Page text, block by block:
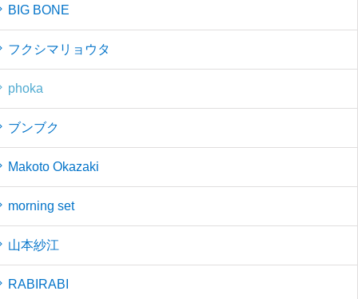
BIG BONE
フクシマリョウタ
phoka
ブンブク
Makoto Okazaki
morning set
山本紗江
RABIRABI